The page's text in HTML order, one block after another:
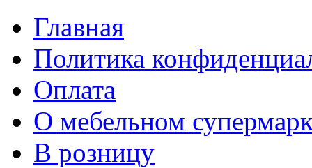
Главная
Политика
Оплата
О мебельном
В розницу